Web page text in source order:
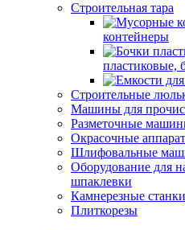
Строительная тара
контейнеры
пластиковые,
Строительные
Машины для
Разметочные
Окрасочные
Шлифовальные
Оборудование для
шпаклевки
Камнерезные станки
Плиткорезы